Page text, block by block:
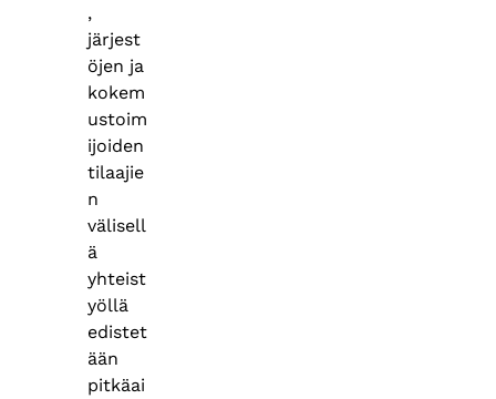
,
järjest
öjen ja
kokem
ustoim
ijoiden
tilaajie
n
välisell
ä
yhteist
yöllä
edistet
ään
pitkäai